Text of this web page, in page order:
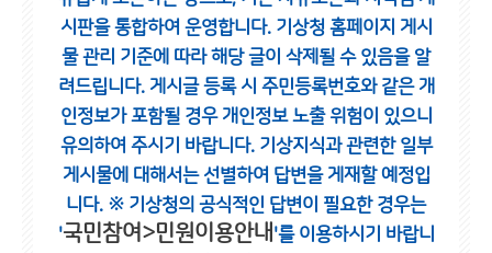
시판을 통합하여 운영합니다. 기상청 홈페이지 게시
물 관리 기준에 따라 해당 글이 삭제될 수 있음을 알
려드립니다. 게시글 등록 시 주민등록번호와 같은 개
인정보가 포함될 경우 개인정보 노출 위험이 있으니
유의하여 주시기 바랍니다. 기상지식과 관련한 일부
게시물에 대해서는 선별하여 답변을 게재할 예정입
니다. ※ 기상청의 공식적인 답변이 필요한 경우는
'국민참여>민원이용안내 '를 이용하시기 바랍니